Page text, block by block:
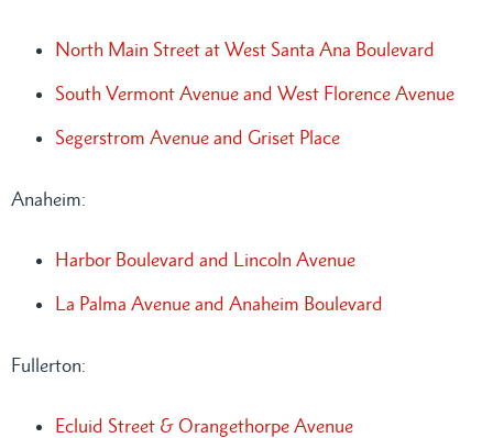
North Main Street at West Santa Ana Boulevard
South Vermont Avenue and West Florence Avenue
Segerstrom Avenue and Griset Place
Anaheim:
Harbor Boulevard and Lincoln Avenue
La Palma Avenue and Anaheim Boulevard
Fullerton:
Ecluid Street & Orangethorpe Avenue